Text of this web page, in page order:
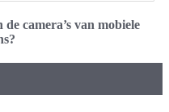
camera’s van mobiele